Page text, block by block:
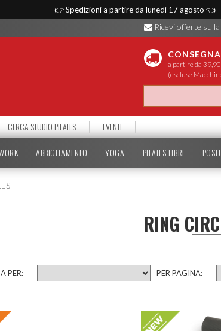
👉Spedizioni a partire da lunedì 17 agosto 👈
Ricevi offerte
a partire da
(escluse
CERCA STUDIO PILATES EVENTI
ABBIGLIAMENTO YOGA PILATES LIBRI
RING
PER: PER PAGINA: